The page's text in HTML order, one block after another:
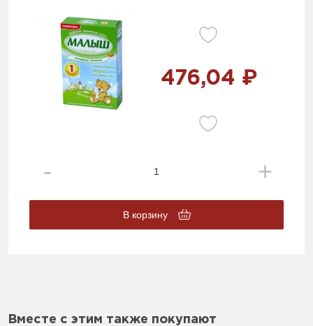
476,04 ₽
В корзину
Вместе с этим также покупают